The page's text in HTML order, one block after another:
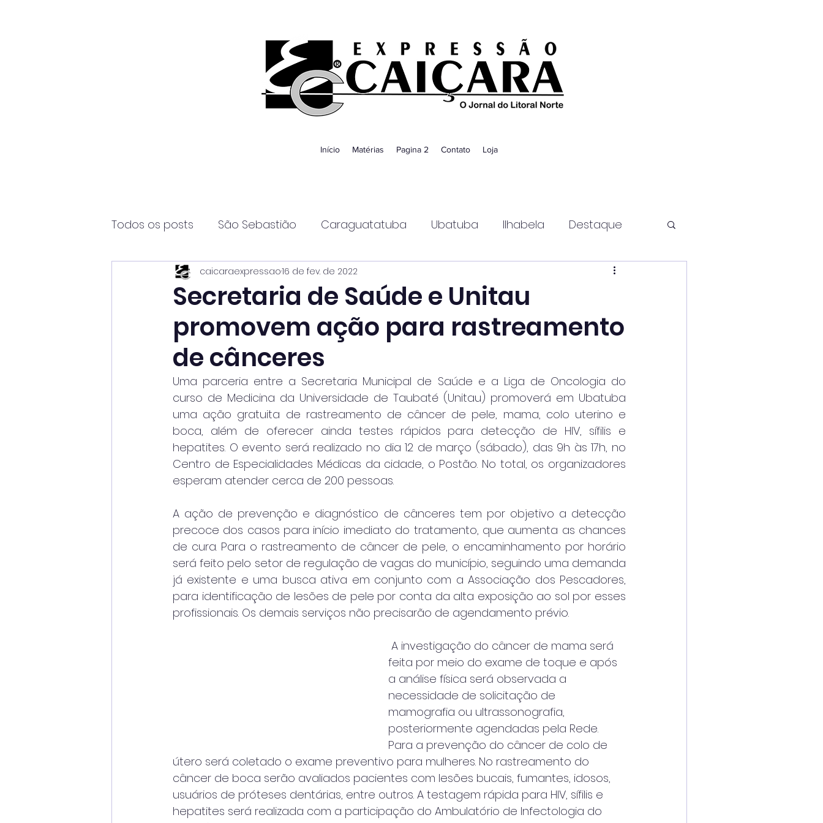
Início Matérias Pagina 2 Contato Loja
Todos os posts São Sebastião Caraguatatuba Ubatuba Ilhabela Destaque
Página2 Itanhaém Guaratinguetá
Secretaria de Saúde e Unitau
promovem ação para rastreamento
de cânceres
caicaraexpressao16 de fev. de 2022
Uma parceria entre a Secretaria Municipal de Saúde e a Liga de Oncologia do
curso de Medicina da Universidade de Taubaté (Unitau) promoverá em Ubatuba
uma ação gratuita de rastreamento de câncer de pele, mama, colo uterino e
boca, além de oferecer ainda testes rápidos para detecção de HIV, sífilis e
hepatites. O evento será realizado no dia 12 de março (sábado), das 9h às 17h, no
Centro de Especialidades Médicas da cidade, o Postão. No total, os organizadores
esperam atender cerca de 200 pessoas.
A ação de prevenção e diagnóstico de cânceres tem por objetivo a detecção
precoce dos casos para início imediato do tratamento, que aumenta as chances
de cura. Para o rastreamento de câncer de pele, o encaminhamento por horário
será feito pelo setor de regulação de vagas do município, seguindo uma demanda
já existente e uma busca ativa em conjunto com a Associação dos Pescadores,
para identificação de lesões de pele por conta da alta exposição ao sol por esses
profissionais. Os demais serviços não precisarão de agendamento prévio.
feita por meio do exame de toque e após
a análise física será observada a
necessidade de solicitação de
mamografia ou ultrassonografia,
posteriormente agendadas pela Rede.
Para a prevenção do câncer de colo de
útero será coletado o exame preventivo para mulheres. No rastreamento do
câncer de boca serão avaliados pacientes com lesões bucais, fumantes, idosos,
usuários de próteses dentárias, entre outros. A testagem rápida para HIV, sífilis e
hepatites será realizada com a participação do Ambulatório de Infectologia do